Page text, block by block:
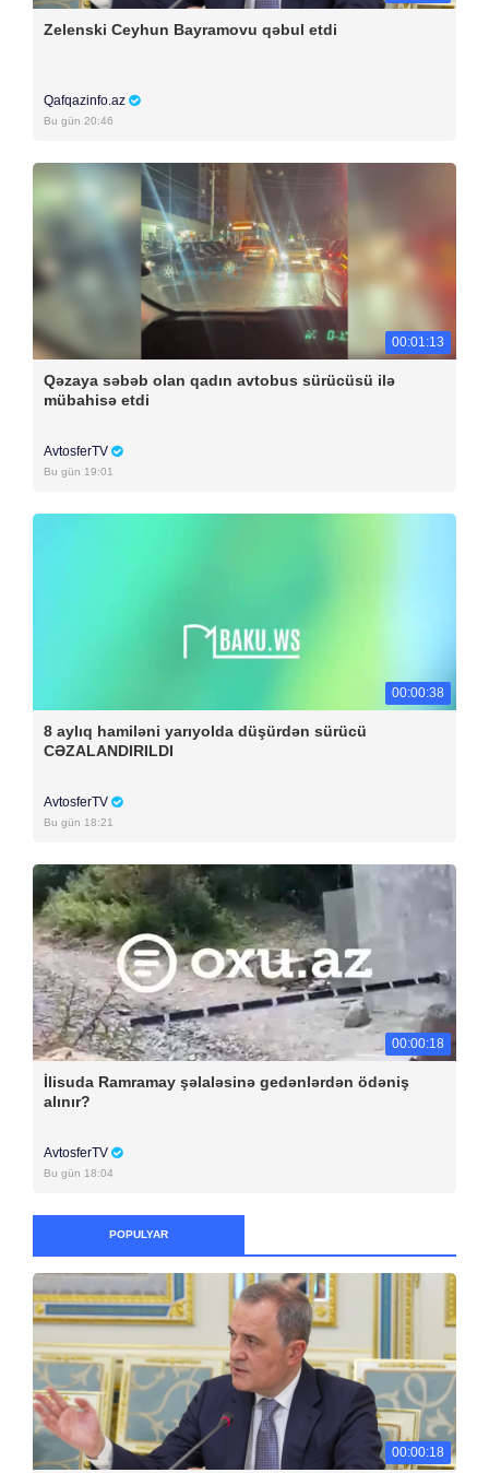
Zelenski Ceyhun Bayramovu qəbul etdi
Qafqazinfo.az
Bu gün 20:46
00:01:13
Qəzaya səbəb olan qadın avtobus sürücüsü ilə
mübahisə etdi
AvtosferTV
Bu gün 19:01
00:00:38
8 aylıq hamiləni yarıyolda düşürdən sürücü
CƏZALANDIRILDI
AvtosferTV
Bu gün 18:21
00:00:18
İlisuda Ramramay şəlaləsinə gedənlərdən ödəniş
alınır?
AvtosferTV
Bu gün 18:04
POPULYAR
00:00:18